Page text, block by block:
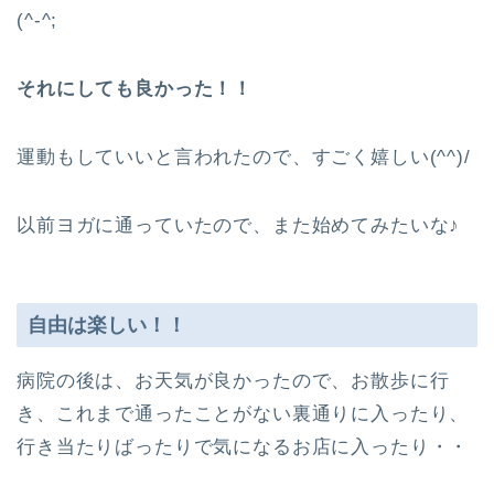
(^-^;
それにしても良かった！！
運動もしていいと言われたので、すごく嬉しい(^^)/
以前ヨガに通っていたので、また始めてみたいな♪
自由は楽しい！！
病院の後は、お天気が良かったので、お散歩に行
き、これまで通ったことがない裏通りに入ったり、
行き当たりばったりで気になるお店に入ったり・・